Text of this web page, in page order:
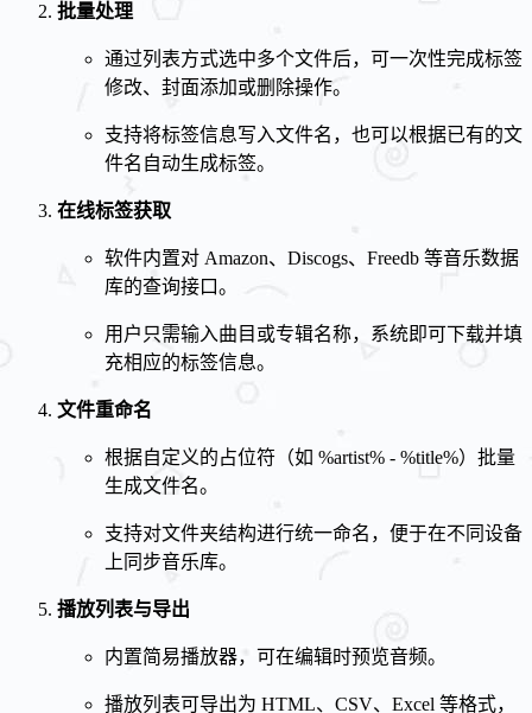
批量处理
通过列表方式选中多个文件后，可一次性完成标签
修改、封面添加或删除操作。
支持将标签信息写入文件名，也可以根据已有的文
件名自动生成标签。
在线标签获取
软件内置对 Amazon、Discogs、Freedb 等音乐数据
库的查询接口。
用户只需输入曲目或专辑名称，系统即可下载并填
充相应的标签信息。
文件重命名
根据自定义的占位符（如 %artist% - %title%）批量
生成文件名。
支持对文件夹结构进行统一命名，便于在不同设备
上同步音乐库。
播放列表与导出
内置简易播放器，可在编辑时预览音频。
播放列表可导出为 HTML、CSV、Excel 等格式，